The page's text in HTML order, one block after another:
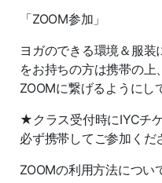
「ZOOM参加」
ヨガのできる環境＆服装
をお持ちの方は携帯の上
ZOOMに繋げるようにし
★クラス受付時にIYCチ
必ず携帯してご参加くだ
ZOOMの利用方法につい